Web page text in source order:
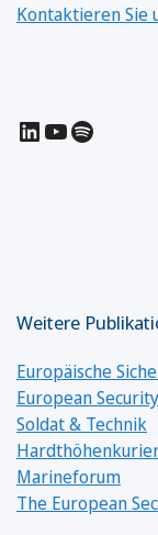
Kontaktieren Sie
LinkedIn
YouTube
Spotify
Weitere
Europäische
European
Soldat & Technik
Marineforum
The European